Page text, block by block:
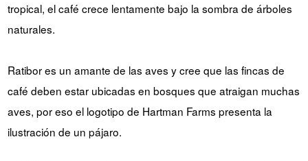
tropical, el café crece lentamente bajo la sombra de árboles
naturales.
Ratibor es un amante de las aves y cree que las fincas de
café deben estar ubicadas en bosques que atraigan muchas
aves, por eso el logotipo de Hartman Farms presenta la
ilustración de un pájaro.